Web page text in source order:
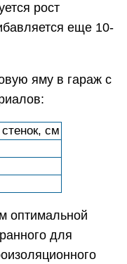
рост
еще 10-
яму в гараж с
см
оптимальной
для